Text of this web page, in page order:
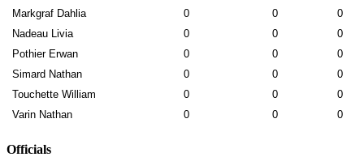
Markgraf Dahlia
0 0
0
Nadeau Livia
0 0
0
Pothier Erwan
0 0
0
Simard Nathan
0 0
0
Touchette William
0 0
0
Varin Nathan
0 0 0
Officials